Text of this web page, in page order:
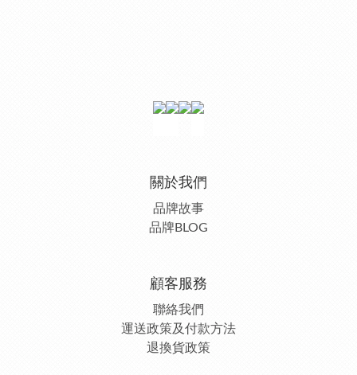
關於我們
品牌故事
品牌BLOG
顧客服務
聯絡我們
運送政策及付款方法
退換貨政策